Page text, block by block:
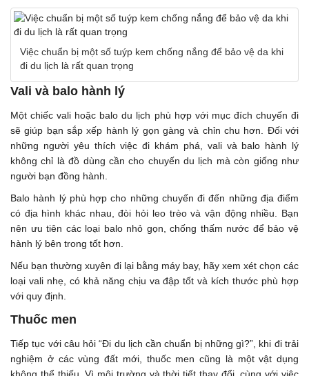
Việc chuẩn bị một số tuýp kem chống nắng để bảo vệ da khi
đi du lịch là rất quan trọng
Vali và balo hành lý
Một chiếc vali hoặc balo du lịch phù hợp với mục đích chuyến đi
sẽ giúp bạn sắp xếp hành lý gọn gàng và chỉn chu hơn. Đối với
những người yêu thích việc đi khám phá, vali và balo hành lý
không chỉ là đồ dùng cần cho chuyến du lịch mà còn giống như
người bạn đồng hành.
Balo hành lý phù hợp cho những chuyến đi đến những địa điểm
có địa hình khác nhau, đòi hỏi leo trèo và vận động nhiều. Bạn
nên ưu tiên các loại balo nhỏ gọn, chống thấm nước để bảo vệ
hành lý bên trong tốt hơn.
Nếu bạn thường xuyên đi lại bằng máy bay, hãy xem xét chọn các
loại vali nhẹ, có khả năng chịu va đập tốt và kích thước phù hợp
với quy định.
Thuốc men
Tiếp tục với câu hỏi “Đi du lịch cần chuẩn bị những gì?”, khi đi trải
nghiệm ở các vùng đất mới, thuốc men cũng là một vật dụng